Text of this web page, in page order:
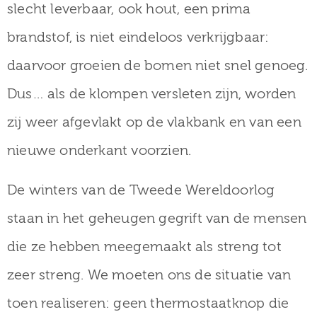
slecht leverbaar, ook hout, een prima
brandstof, is niet eindeloos verkrijgbaar:
daarvoor groeien de bomen niet snel genoeg.
Dus… als de klompen versleten zijn, worden
zij weer afgevlakt op de vlakbank en van een
nieuwe onderkant voorzien.
De winters van de Tweede Wereldoorlog
staan in het geheugen gegrift van de mensen
die ze hebben meegemaakt als streng tot
zeer streng. We moeten ons de situatie van
toen realiseren: geen thermostaatknop die